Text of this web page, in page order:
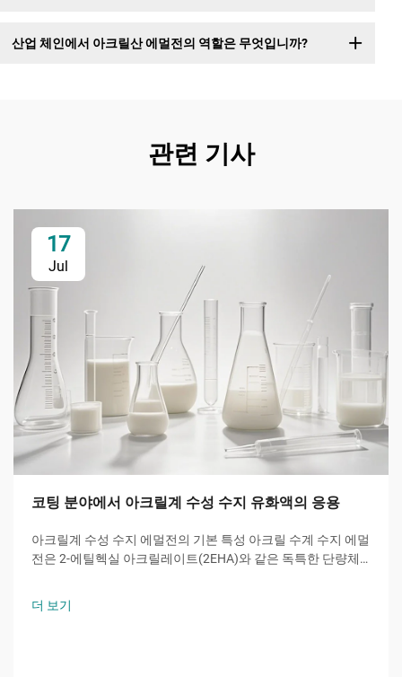
산업 체인에서 아크릴산 에멀전의 역할은 무엇입니까?
관련 기사
17
Jul
코팅 분야에서 아크릴계 수성 수지 유화액의 응용
아크릴계 수성 수지 에멀전의 기본 특성 아크릴 수계 수지 에멀
전은 2-에틸헥실 아크릴레이트(2EHA)와 같은 독특한 단량체
온도를 낮추어 우수한 내후성과 유연성을 제공한다.
더 보기